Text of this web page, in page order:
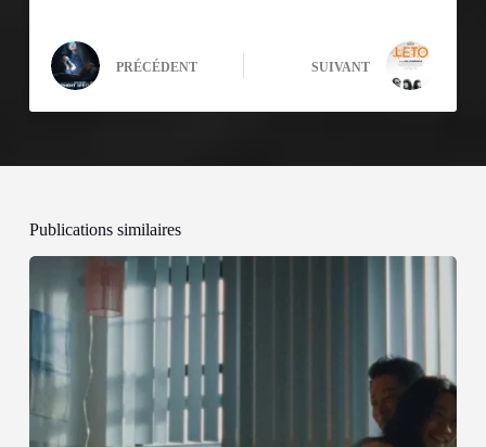
PRÉCÉDENT SUIVANT
Publications similaires